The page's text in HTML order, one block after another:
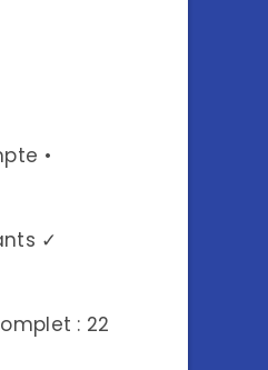
•
✓
: 22